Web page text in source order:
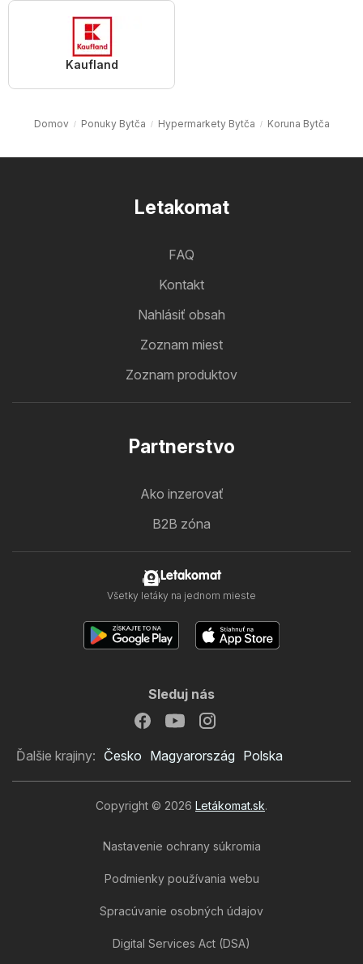
Kaufland
Domov Ponuky Bytča Hypermarkety Bytča Koruna Bytča
Letakomat
FAQ
Kontakt
Nahlásiť obsah
Zoznam miest
Zoznam produktov
Partnerstvo
Ako inzerovať
B2B zóna
Letakomat
Všetky letáky na jednom mieste
Sleduj nás
Ďalšie krajiny: Česko Magyarország Polska
Copyright © 2026 Letákomat.sk.
Nastavenie ochrany súkromia
Podmienky používania webu
Spracúvanie osobných údajov
Digital Services Act (DSA)